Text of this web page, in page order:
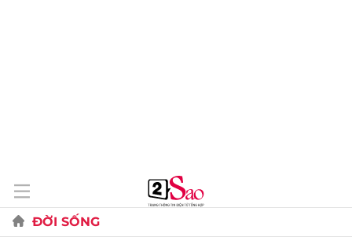
ĐỜI SỐNG